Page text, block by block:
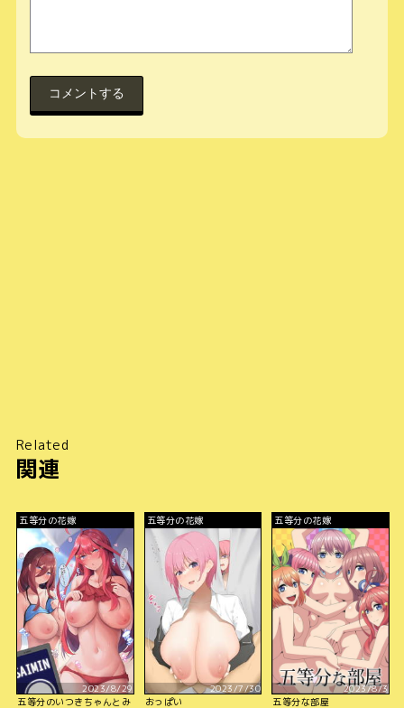
Related
関連
五等分の花嫁
2023/8/29
五等分のいつきちゃんとみ
五等分の花嫁
2023/7/30
おっぱい
五等分の花嫁
2023/8/3
五等分な部屋